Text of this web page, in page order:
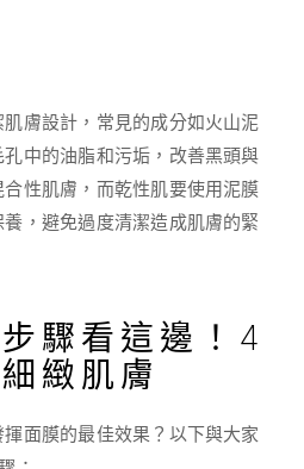
膚設計，常見的成分如火山泥
中的油脂和污垢，改善黑頭與
性肌膚，而乾性肌要使用泥膜
，避免過度清潔造成肌膚的緊
驟看這邊！4
緻肌膚
面膜的最佳效果？以下與大家